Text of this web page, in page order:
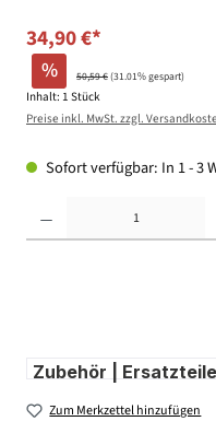
34,90 €*
% 50,59 €(31.01% gespart)
Inhalt: 1 Stück
Preise inkl. MwSt. zzgl.
Sofort verfügbar: In 1 - 3
Zubehör |
Zum Merkzettel hinzufügen